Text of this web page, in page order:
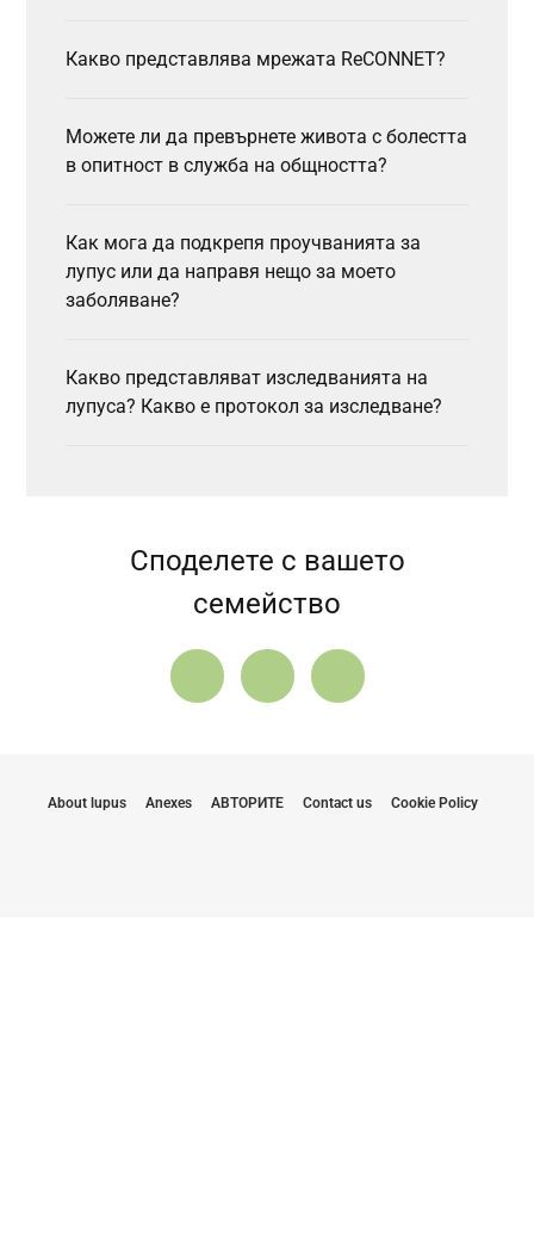
Какво представлява мрежата ReCONNET?
Можете ли да превърнете живота с болестта
в опитност в служба на общността?
Как мога да подкрепя проучванията за
лупус или да направя нещо за моето
заболяване?
Какво представляват изследванията на
лупуса? Какво е протокол за изследване?
Споделете с вашето
семейство
About lupus Anexes АВТОРИТЕ Contact us Cookie Policy